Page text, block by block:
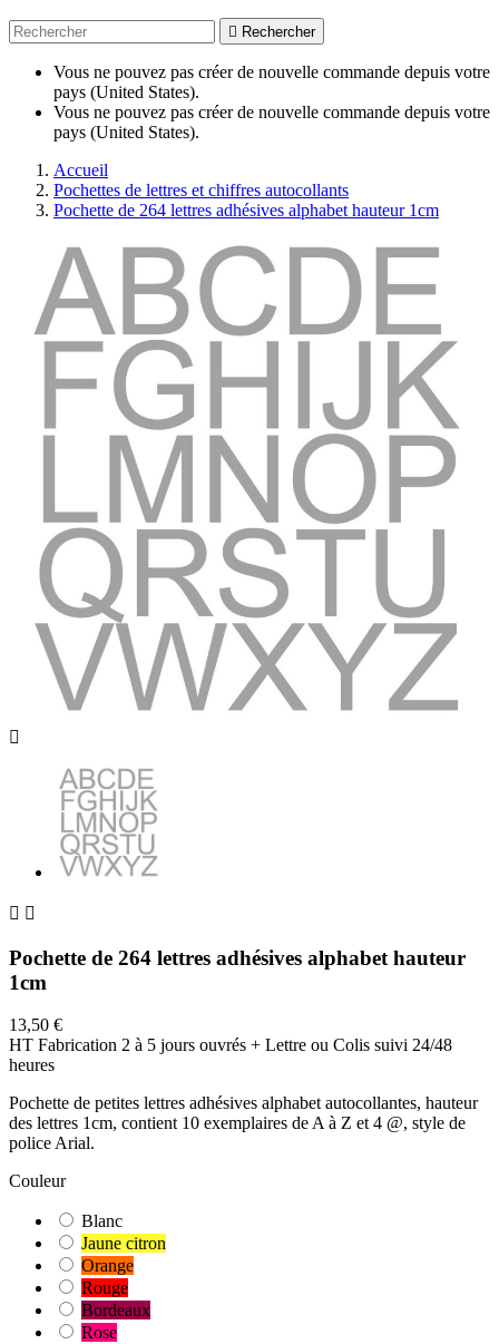
 Rechercher
Vous ne pouvez pas créer de nouvelle commande depuis votre
pays (United States).
Vous ne pouvez pas créer de nouvelle commande depuis votre
pays (United States).
Accueil
Pochettes de lettres et chiffres autocollants
Pochette de 264 lettres adhésives alphabet hauteur 1cm

 
Pochette de 264 lettres adhésives alphabet hauteur
1cm
13,50 €
HT Fabrication 2 à 5 jours ouvrés + Lettre ou Colis suivi 24/48
heures
Pochette de petites lettres adhésives alphabet autocollantes, hauteur
des lettres 1cm, contient 10 exemplaires de A à Z et 4 @, style de
police Arial.
Couleur
Blanc
Jaune citron
Orange
Rouge
Bordeaux
Rose